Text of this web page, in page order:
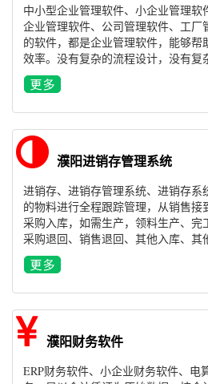
中小型企业管理软件、小企业管理软
企业管理软件、公司管理软件、工厂
的软件，都是企业管理软件，能够
效率。没有复杂的流程设计，没有复
濮阳进销存管理系统
进销存、进销存管理系统、进销存系
的物料进行全程跟踪管理，从销售接
采购入库，如需生产，领料生产、完
采购退回、销售退回、其他入库、其
濮阳财务软件
ERP财务软件、小企业财务软件、电